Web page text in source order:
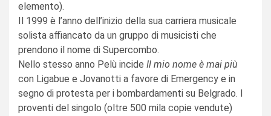
elemento).
Il 1999 è l’anno dell’inizio della sua carriera musicale
solista affiancato da un gruppo di musicisti che
prendono il nome di Supercombo.
Nello stesso anno Pelù incide Il mio nome è mai più
con Ligabue e Jovanotti a favore di Emergency e in
segno di protesta per i bombardamenti su Belgrado. I
proventi del singolo (oltre 500 mila copie vendute)